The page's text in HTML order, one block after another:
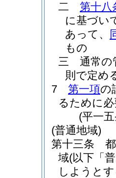
二
第十八
に基づい
あって、
もの
三
通常の
則で定め
7
第一項の
るために
(平一
(普通地域)
第十三条
域(以下「
しようと